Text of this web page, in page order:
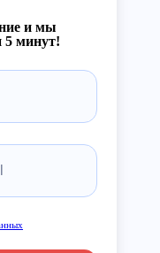
и мы
5 минут!